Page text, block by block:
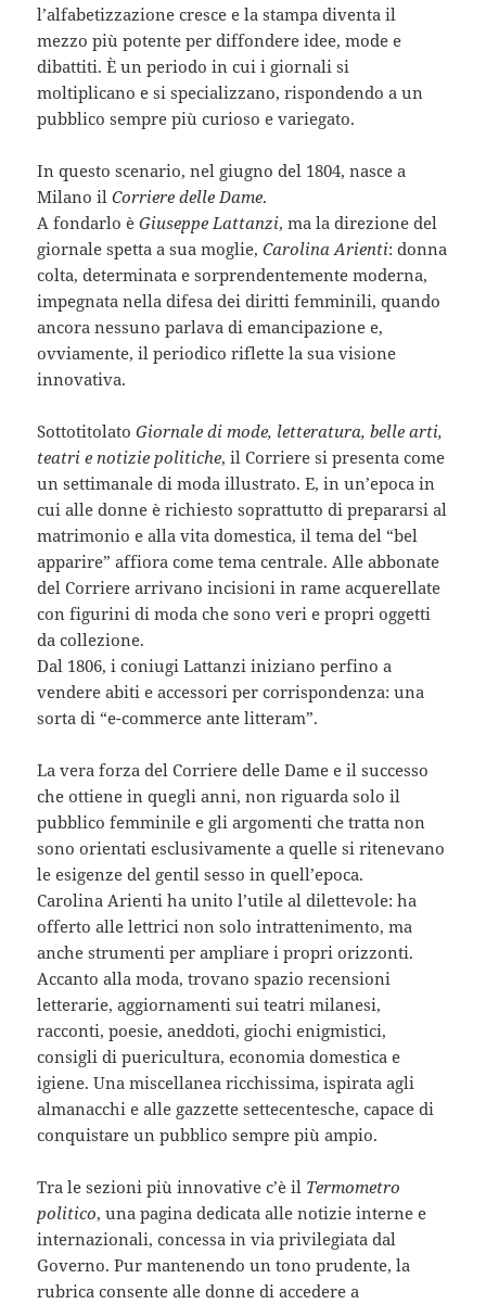
l’alfabetizzazione cresce e la stampa diventa il
mezzo più potente per diffondere idee, mode e
dibattiti. È un periodo in cui i giornali si
moltiplicano e si specializzano, rispondendo a un
pubblico sempre più curioso e variegato.
In questo scenario, nel giugno del 1804, nasce a
Milano ilCorriere delle Dame.
A fondarlo èGiuseppe Lattanzi, ma la direzione del
giornale spetta a sua moglie,Carolina Arienti: donna
colta, determinata e sorprendentemente moderna,
impegnata nella difesa dei diritti femminili, quando
ancora nessuno parlava di emancipazione e,
ovviamente, il periodico riflette la sua visione
innovativa.
SottotitolatoGiornale di mode, letteratura, belle arti,
teatri e notizie politiche, il Corriere si presenta come
un settimanale di moda illustrato. E, in un’epoca in
cui alle donne è richiesto soprattutto di prepararsi al
matrimonio e alla vita domestica, il tema del “bel
apparire” affiora come tema centrale. Alle abbonate
del Corriere arrivano incisioni in rame acquerellate
con figurini di moda che sono veri e propri oggetti
da collezione.
Dal 1806, i coniugi Lattanzi iniziano perfino a
vendere abiti e accessori per corrispondenza: una
sorta di “e-commerce ante litteram”.
La vera forza del Corriere delle Dame e il successo
che ottiene in quegli anni, non riguarda solo il
pubblico femminile e gli argomenti che tratta non
sono orientati esclusivamente a quelle si ritenevano
le esigenze del gentil sesso in quell’epoca.
Carolina Arienti ha unito l’utile al dilettevole: ha
offerto alle lettrici non solo intrattenimento, ma
anche strumenti per ampliare i propri orizzonti.
Accanto alla moda, trovano spazio recensioni
letterarie, aggiornamenti sui teatri milanesi,
racconti, poesie, aneddoti, giochi enigmistici,
consigli di puericultura, economia domestica e
igiene. Una miscellanea ricchissima, ispirata agli
almanacchi e alle gazzette settecentesche, capace di
conquistare un pubblico sempre più ampio.
Tra le sezioni più innovative c’è il Termometro
politico, una pagina dedicata alle notizie interne e
internazionali, concessa in via privilegiata dal
Governo. Pur mantenendo un tono prudente, la
rubrica consente alle donne di accedere a